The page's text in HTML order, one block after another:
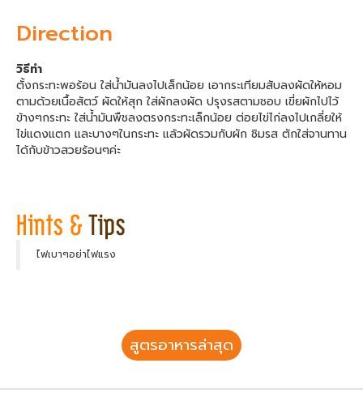
Direction
วิธีทำ
ตั้งกระทะพอร้อน ใส่น้ำมันลงไปเล็กน้อย เอากระเทียมสับลงผัดให้หอม
ตามด้วยเนื้อสัตว์ ผัดให้สุก ใส่ผักลงผัด ปรุงรสตามชอบ เขี่ยผักไปไว้
ข้างๆกระทะ ใส่น้ำมันพืชลงตรงกระทะเล็กน้อย ต่อยไข่ไก่ลงไปเกลี่ยให้
ไข่แดงแตก และบางๆในกระทะ แล้วผัดรวมกับผัก ชิมรส ตักใส่จานทาน
ได้กับข้าวสวยร้อนๆค่ะ
ไฟเบาๆอย่าไฟแรง
สูตรอาหารล่าสุด